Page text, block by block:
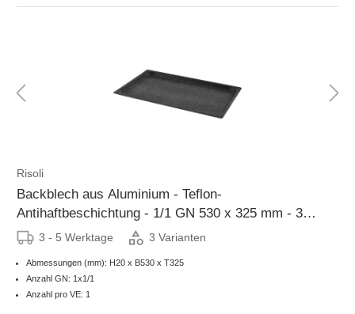
Risoli
Backblech aus Aluminium - Teflon-
Antihaftbeschichtung - 1/1 GN 530 x 325 mm - 3
Höhen verfügbar
3 - 5 Werktage 3 Varianten
Abmessungen (mm): H20 x B530 x T325
Anzahl GN: 1x1/1
Anzahl pro VE: 1